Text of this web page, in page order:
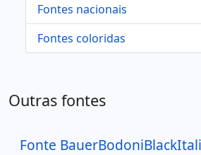
Fontes nacionais
Fontes coloridas
Outras fontes
Fonte